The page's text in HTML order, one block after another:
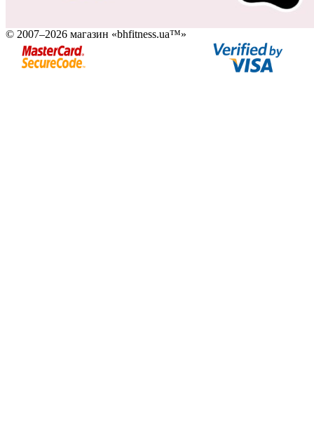
© 2007–2026 магазин «bhfitness.ua™»